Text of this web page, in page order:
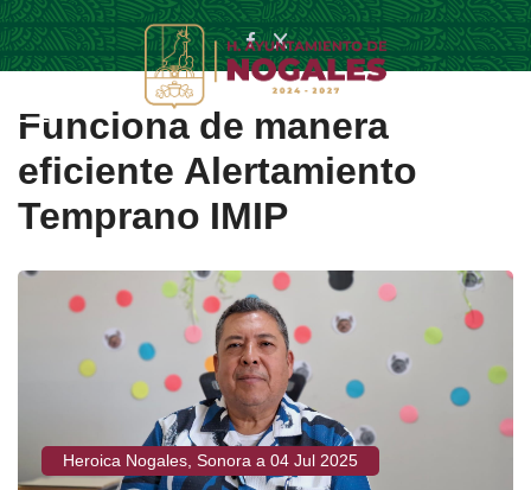
Funciona de manera
eficiente Alertamiento
Temprano IMIP
Heroica Nogales, Sonora a 04 Jul 2025